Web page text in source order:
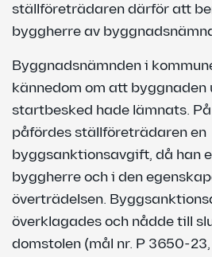
ställföreträdaren därför att
byggherre av
Byggnadsnämnden i
kännedom om att
startbesked hade lämnats.
påfördes ställföreträdaren en
byggsanktionsavgift, då han
byggherre och i den
överträdelsen.
överklagades och nådde till
domstolen (mål nr. P 3650-